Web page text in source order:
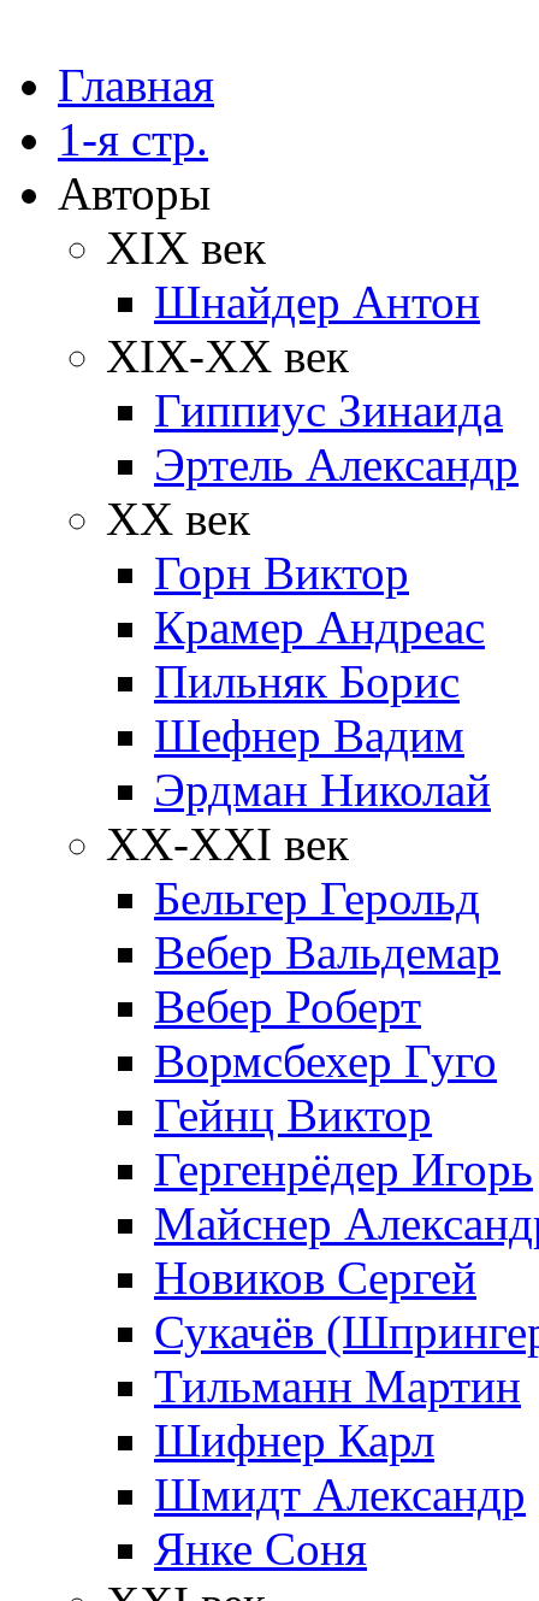
Главная
1-я стр.
Авторы
XIX век
Шнайдер Антон
XIX-XX век
Гиппиус Зинаида
Эртель Александр
XX век
Горн Виктор
Крамер Андреас
Пильняк Борис
Шефнер Вадим
Эрдман Николай
ХХ-XXI век
Бельгер Герольд
Вебер Вальдемар
Вебер Роберт
Вормсбехер Гуго
Гейнц Виктор
Гергенрёдер Игорь
Майснер
Новиков Сергей
Сукачёв
Тильманн Мартин
Шифнер Карл
Шмидт Александр
Янке Соня